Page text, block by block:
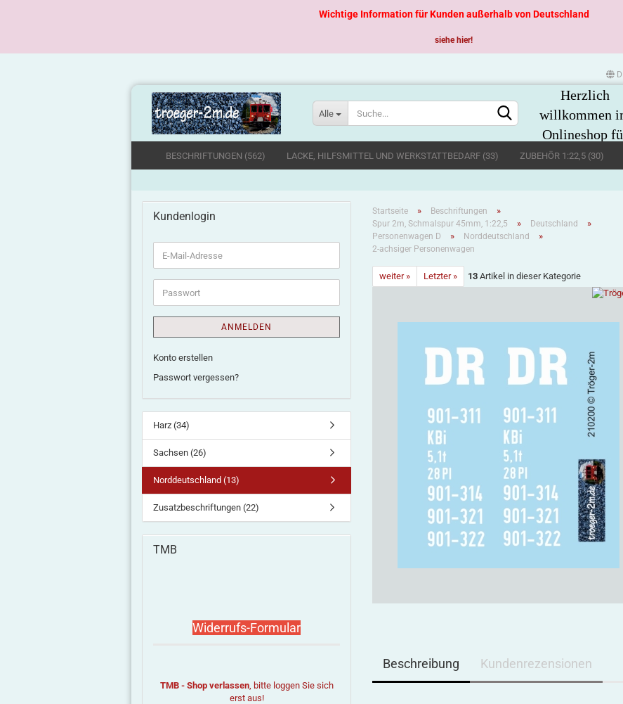
Sprache auswählen
Passwort vergessen?
Alle
Herzlich
willkommen
Onlineshop
große
Spurweiten
Wichtige Information für Kunden außerhalb von Deutschland
siehe hier!
BESCHRIFTUNGEN (562) LACKE, HILFSMITTEL UND WERKSTATTBEDARF (33) ZUBEHÖR 1:22,5 (30)
Startseite » Beschriftungen »
Spur 2m, Schmalspur 45mm, 1:22,5 » Deutschland »
Personenwagen D » Norddeutschland »
2-achsiger Personenwagen
weiter » Letzter » 13 Artikel in dieser Kategorie
Beschreibung Kundenrezensionen
Kundenlogin
ANMELDEN
Konto erstellen
Passwort vergessen?
Harz (34)
Sachsen (26)
Norddeutschland (13)
Zusatzbeschriftungen (22)
TMB
Widerrufs-Formular
TMB - Shop verlassen, bitte loggen Sie sich
erst aus!